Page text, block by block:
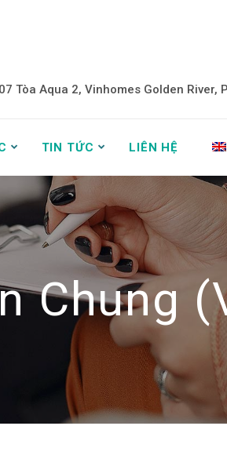
Tòa Aqua 2, Vinhomes Golden River,
TIN TỨC LIÊN HỆ
Chung